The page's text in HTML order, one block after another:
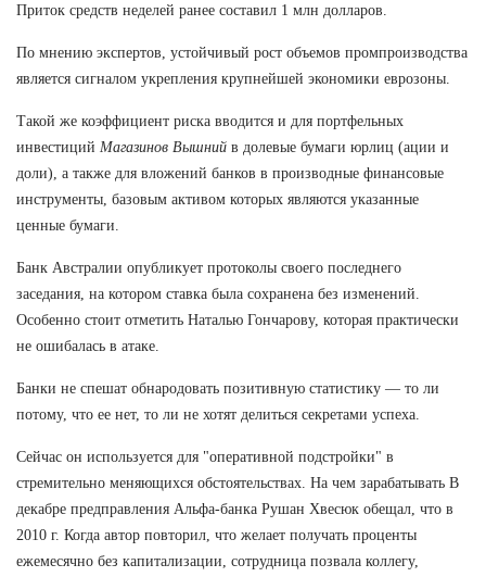
Приток средств неделей ранее составил 1 млн долларов.
По мнению экспертов, устойчивый рост объемов промпроизводства
является сигналом укрепления крупнейшей экономики еврозоны.
Такой же коэффициент риска вводится и для портфельных
инвестиций Магазинов Вышний в долевые бумаги юрлиц (ации и
доли), а также для вложений банков в производные финансовые
инструменты, базовым активом которых являются указанные
ценные бумаги.
Банк Австралии опубликует протоколы своего последнего
заседания, на котором ставка была сохранена без изменений.
Особенно стоит отметить Наталью Гончарову, которая практически
не ошибалась в атаке.
Банки не спешат обнародовать позитивную статистику — то ли
потому, что ее нет, то ли не хотят делиться секретами успеха.
Сейчас он используется для "оперативной подстройки" в
стремительно меняющихся обстоятельствах. На чем зарабатывать В
декабре предправления Альфа-банка Рушан Хвесюк обещал, что в
2010 г. Когда автор повторил, что желает получать проценты
ежемесячно без капитализации, сотрудница позвала коллегу,